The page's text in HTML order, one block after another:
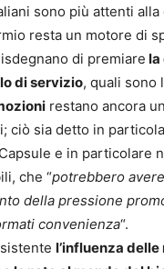
sono più attenti alla
resta un motore di
di premiare la
di servizio, quali sono
restano ancora
ciò sia detto in
e in particolare
che “potrebbero
della pressione
convenienza“.
l’influenza delle